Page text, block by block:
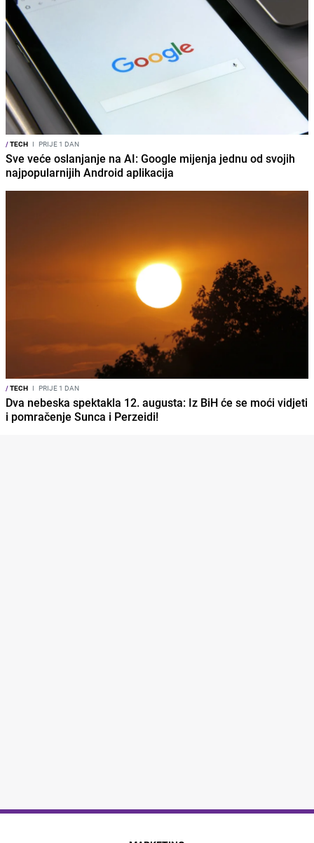
/TECH I PRIJE 1 DAN
Sve veće oslanjanje na AI: Google mijenja jednu od svojih
najpopularnijih Android aplikacija
/TECH I PRIJE 1 DAN
Dva nebeska spektakla 12. augusta: Iz BiH će se moći vidjeti
i pomračenje Sunca i Perzeidi!